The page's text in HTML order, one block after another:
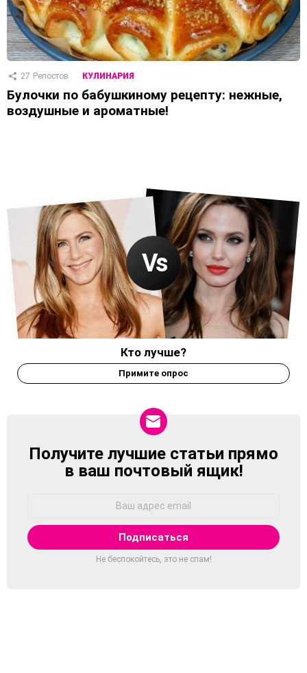
27 Репостов КУЛИНАРИЯ
Булочки по бабушкиному рецепту: нежные,
воздушные и ароматные!
Кто лучше?
Примите опрос
NEWSLETTER
Получите лучшие статьи прямо
в ваш почтовый ящик!
Не беспокойтесь, это не спам!